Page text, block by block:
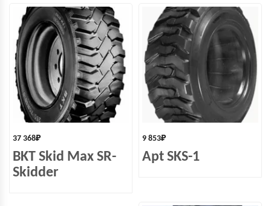
37 368₽
BKT Skid Max SR-
Skidder
9 853₽
Apt SKS-1